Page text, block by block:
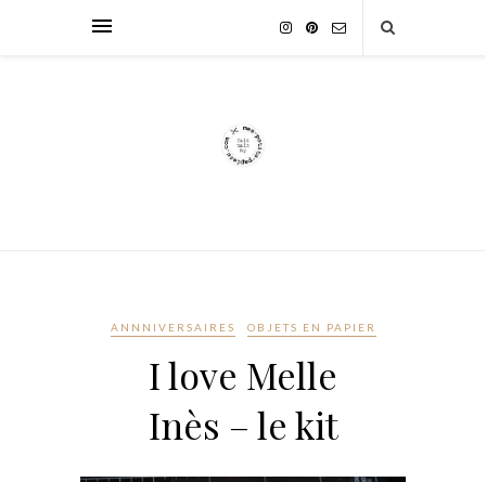
ANNNIVERSAIRES OBJETS EN PAPIER
I love Melle
Inès – le kit